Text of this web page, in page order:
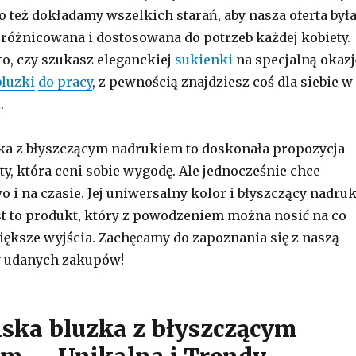
dokładamy wszelkich starań, aby nasza oferta była
i dostosowana do potrzeb każdej kobiety.
czy szukasz eleganckiej sukienkina specjalną
do pracy, z pewnością znajdziesz coś dla siebie w
z błyszczącym nadrukiem to doskonała propozycja
która ceni sobie wygodę. Ale jednocześnie chce
i na czasie. Jej uniwersalny kolor i błyszczący nadruk
to produkt, który z powodzeniem można nosić na co
wyjścia. Zachęcamy do zapoznania się z naszą
zakupów!
bluzka z błyszczącym